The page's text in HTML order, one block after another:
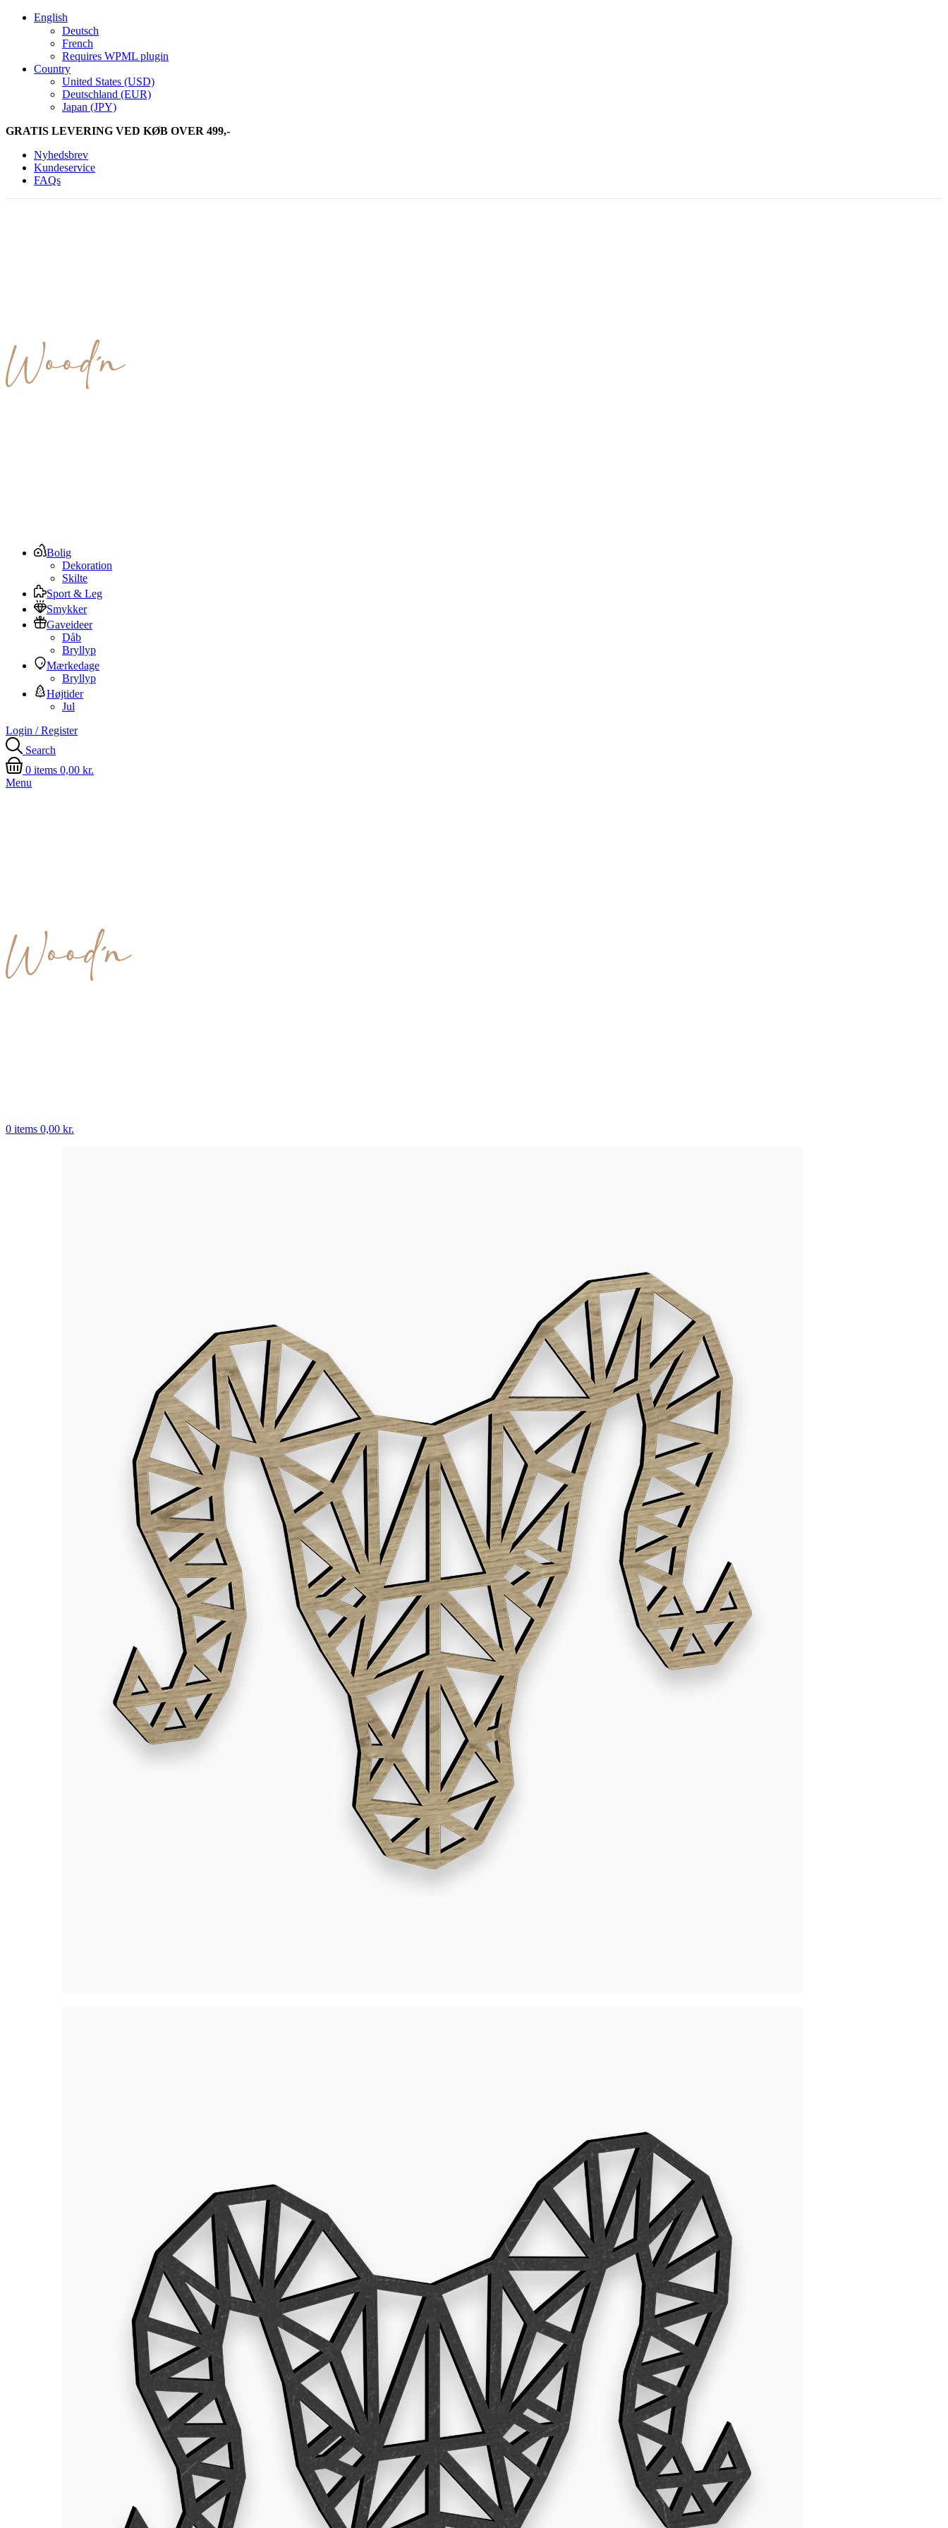
English
Deutsch
French
Requires WPML plugin
Country
United States (USD)
Deutschland (EUR)
Japan (JPY)
GRATIS LEVERING VED KØB OVER 499,-
Nyhedsbrev
Kundeservice
FAQs
Bolig
Dekoration
Skilte
Sport & Leg
Smykker
Gaveideer
Dåb
Bryllyp
Mærkedage
Bryllyp
Højtider
Jul
Login / Register
Search
0 items 0,00 kr.
Menu
0 items 0,00 kr.